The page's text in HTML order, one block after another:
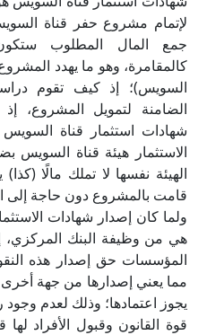
لإتمام مشروع حفر قناة
جمع المال المطلوب
كالمقامرة، وهو ما يهدد
السويس)؛ إذ كيف تقوم
الضامنة لتمويل المشروع،
شهادات استثمار قناة
الاستثمار هيئة قناة السويس
الهيئة نفسها لا تملك مالًا
قامت بالمشروع دون حاجة إلى
ولما كان إصدار شهادات
هي من وظيفة البنك المركزي،
المؤسسات حق إصدار هذه
مما يعني إصدارها من جهة أخرى
يجوز اعتمادها؛ وذلك لعدم وجود
قوة القانون وقبول الأفراد لها